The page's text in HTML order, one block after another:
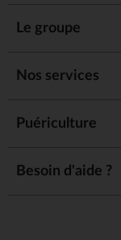
Le groupe
Nos services
Puériculture
Besoin d'aide ?